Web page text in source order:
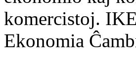
komercistoj.
Ekonomia